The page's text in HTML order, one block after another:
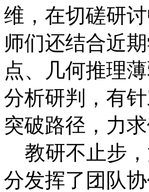
维，在切磋研
师们还结合近
点、几何推理
分析研判，有
突破路径，力
教研不止步
分发挥了团队